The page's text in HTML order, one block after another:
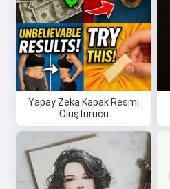
Yapay Zeka Kapak Resmi
Oluşturucu